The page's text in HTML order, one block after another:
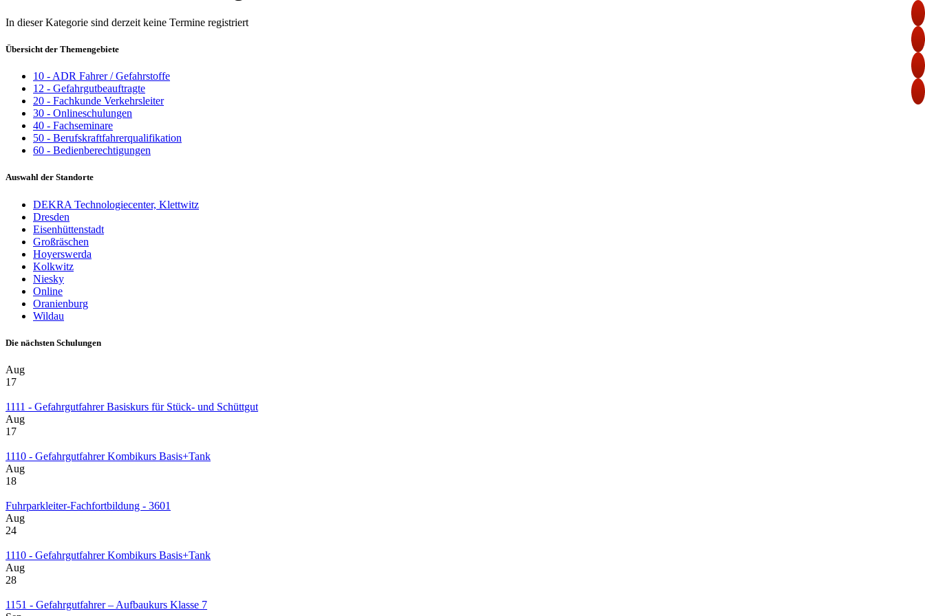
In dieser Kategorie sind derzeit keine Termine registriert
Übersicht der Themengebiete
10 - ADR Fahrer / Gefahrstoffe
12 - Gefahrgutbeauftragte
20 - Fachkunde Verkehrsleiter
30 - Onlineschulungen
40 - Fachseminare
50 - Berufskraftfahrerqualifikation
60 - Bedienberechtigungen
Auswahl der Standorte
DEKRA Technologiecenter, Klettwitz
Dresden
Eisenhüttenstadt
Großräschen
Hoyerswerda
Kolkwitz
Niesky
Online
Oranienburg
Wildau
Die nächsten Schulungen
Aug
17
1111 - Gefahrgutfahrer Basiskurs für Stück- und Schüttgut
Aug
17
1110 - Gefahrgutfahrer Kombikurs Basis+Tank
Aug
18
Fuhrparkleiter-Fachfortbildung - 3601
Aug
24
1110 - Gefahrgutfahrer Kombikurs Basis+Tank
Aug
28
1151 - Gefahrgutfahrer – Aufbaukurs Klasse 7